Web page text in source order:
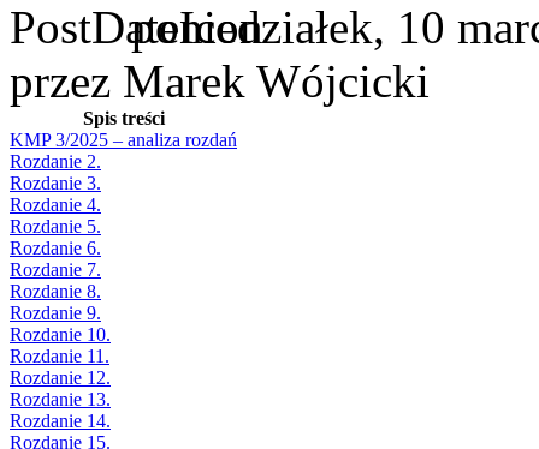
poniedziałek, 10
przez Marek Wójcicki
Spis treści
KMP 3/2025 – analiza rozdań
Rozdanie 2.
Rozdanie 3.
Rozdanie 4.
Rozdanie 5.
Rozdanie 6.
Rozdanie 7.
Rozdanie 8.
Rozdanie 9.
Rozdanie 10.
Rozdanie 11.
Rozdanie 12.
Rozdanie 13.
Rozdanie 14.
Rozdanie 15.